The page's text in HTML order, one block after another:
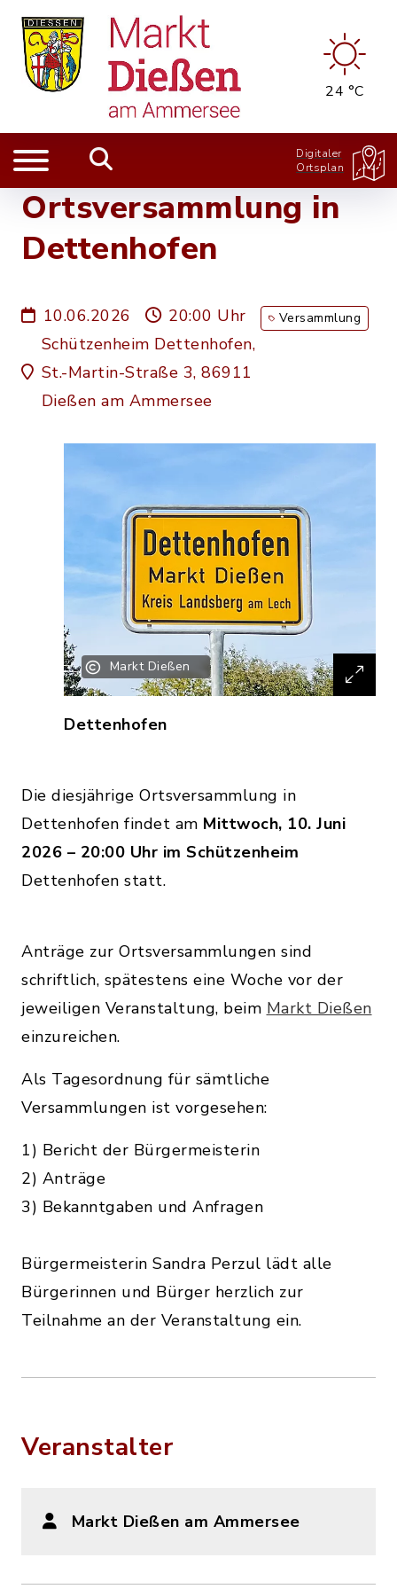
24 °C
Digitaler
Ortsplan
Ortsversammlung in
Dettenhofen
10.06.2026
20:00 Uhr
Schützenheim Dettenhofen,
St.-Martin-Straße 3, 86911
Dießen am Ammersee
Versammlung
Markt Dießen
Dettenhofen
Die diesjährige Ortsversammlung in
Dettenhofen findet am Mittwoch, 10. Juni
2026 – 20:00 Uhr im Schützenheim
Dettenhofen statt.
Anträge zur Ortsversammlungen sind
schriftlich, spätestens eine Woche vor der
jeweiligen Veranstaltung, beim Markt Dießen
einzureichen.
Als Tagesordnung für sämtliche
Versammlungen ist vorgesehen:
1) Bericht der Bürgermeisterin
2) Anträge
3) Bekanntgaben und Anfragen
Bürgermeisterin Sandra Perzul lädt alle
Bürgerinnen und Bürger herzlich zur
Teilnahme an der Veranstaltung ein.
Veranstalter
Markt Dießen am Ammersee